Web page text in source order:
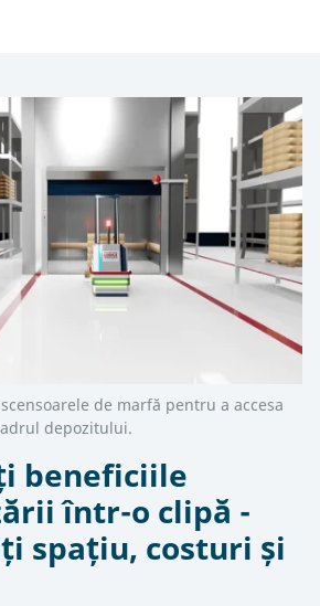
de marfă pentru a accesa
depozitului.
beneficiile
într-o clipă -
spațiu, costuri și